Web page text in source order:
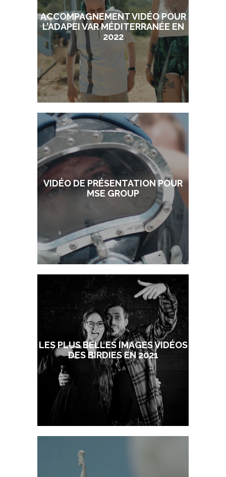
ACCOMPAGNEMENT VIDÉO POUR
L’ADAPEI VAR MÉDITERRANÉE EN
2022
VIDÉO DE PRÉSENTATION POUR
MSE GROUP
LES PLUS BELLES IMAGES VIDÉOS
DES BIRDIES EN 2021